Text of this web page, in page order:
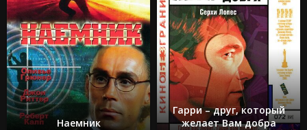
Наемник
Гарри – друг, который
желает Вам добра